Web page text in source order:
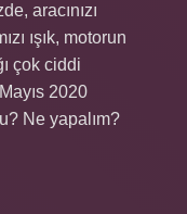
aracınızı
ışık, motorun
çok ciddi
2020
Ne yapalım?